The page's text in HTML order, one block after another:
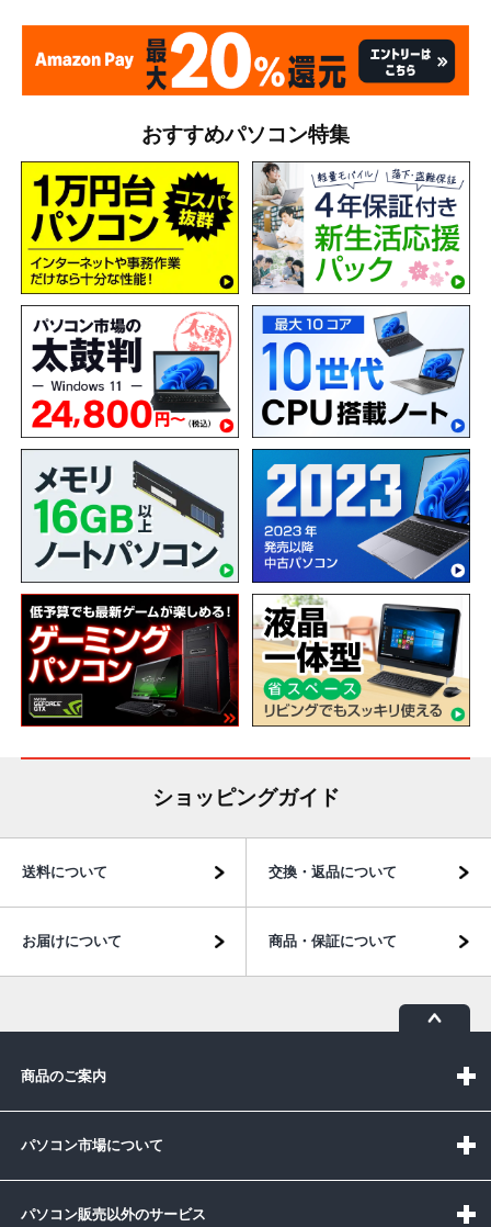
おすすめパソコン特集
ショッピングガイド
送料について 交換・返品について
お届けについて 商品・保証について
商品のご案内
パソコン市場について
パソコン販売以外のサービス